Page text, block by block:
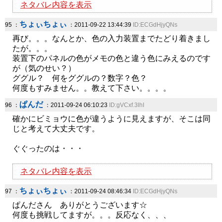
ネタバレ内容を表示
95 ： ちょぃちょぃ ：2011-09-22 13:44:39 ID:ECGdHjyQNs
再び。。。なんとか、色の入力装置までたどり着きまし
たが。。。
装置下のパネルの色がメモの色と違う色にみえるのです
が（気のせい？）
ググル？ 何をググルの？数字？色？
何度もすみません。。教えて下さい。。。。
96 ： ぱんだ ：2011-09-24 06:10:23 ID:gVCxf.3lhI
確かにビミョウに色が違うように見えますが、そこは同
じと考えて大丈夫です。
ぐぐったのは・・・
ネタバレ内容を表示
97 ： ちょぃちょぃ ：2011-09-24 08:46:34 ID:ECGdHjyQNs
ぱんださん ありがとうございます☆
何度も挑戦してますが。。。反応なく、、、